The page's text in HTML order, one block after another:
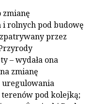
zmianę
rolnych pod budowę
przez
– wydała ona
zmianę
uregulowania
pod kolejką;